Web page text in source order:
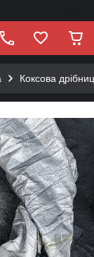
Коксова